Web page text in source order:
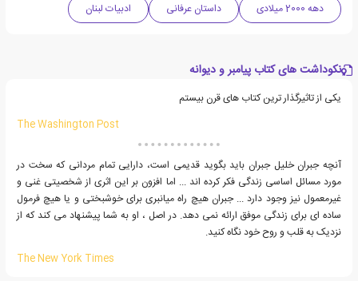
دهه 2000 میلادی
داستان عرفانی ادبیات لبنان
نکوداشت های کتاب پیامبر و دیوانه
یکی از تاثیرگذار ترین کتاب های قرن بیستم
The Washington Post
آنچه جبران خلیل جبران باید بگوید قدیمی است، دارایی تمام مردانی که سخت در
مورد مسائل اساسی زندگی فکر کرده اند ... اما افزون بر این اثری از شخصیتی غنی و
غیرمعمول نیز وجود دارد ... جبران هیچ راه میانبری برای خوشبختی و یا هیچ فرمول
ساده ای برای زندگی موفق ارائه نمی دهد. در اصل ، او به شما پیشنهاد می کند که از
نزدیک به قلب و روح خود نگاه کنید.
The New York Times